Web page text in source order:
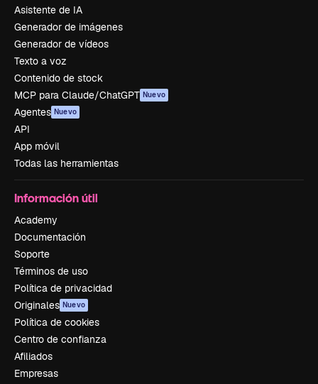
Asistente de IA
Generador de imágenes
Generador de vídeos
Texto a voz
Contenido de stock
MCP para Claude/ChatGPT Nuevo
Agentes Nuevo
API
App móvil
Todas las herramientas
Información útil
Academy
Documentación
Soporte
Términos de uso
Política de privacidad
Originales Nuevo
Política de cookies
Centro de confianza
Afiliados
Empresas